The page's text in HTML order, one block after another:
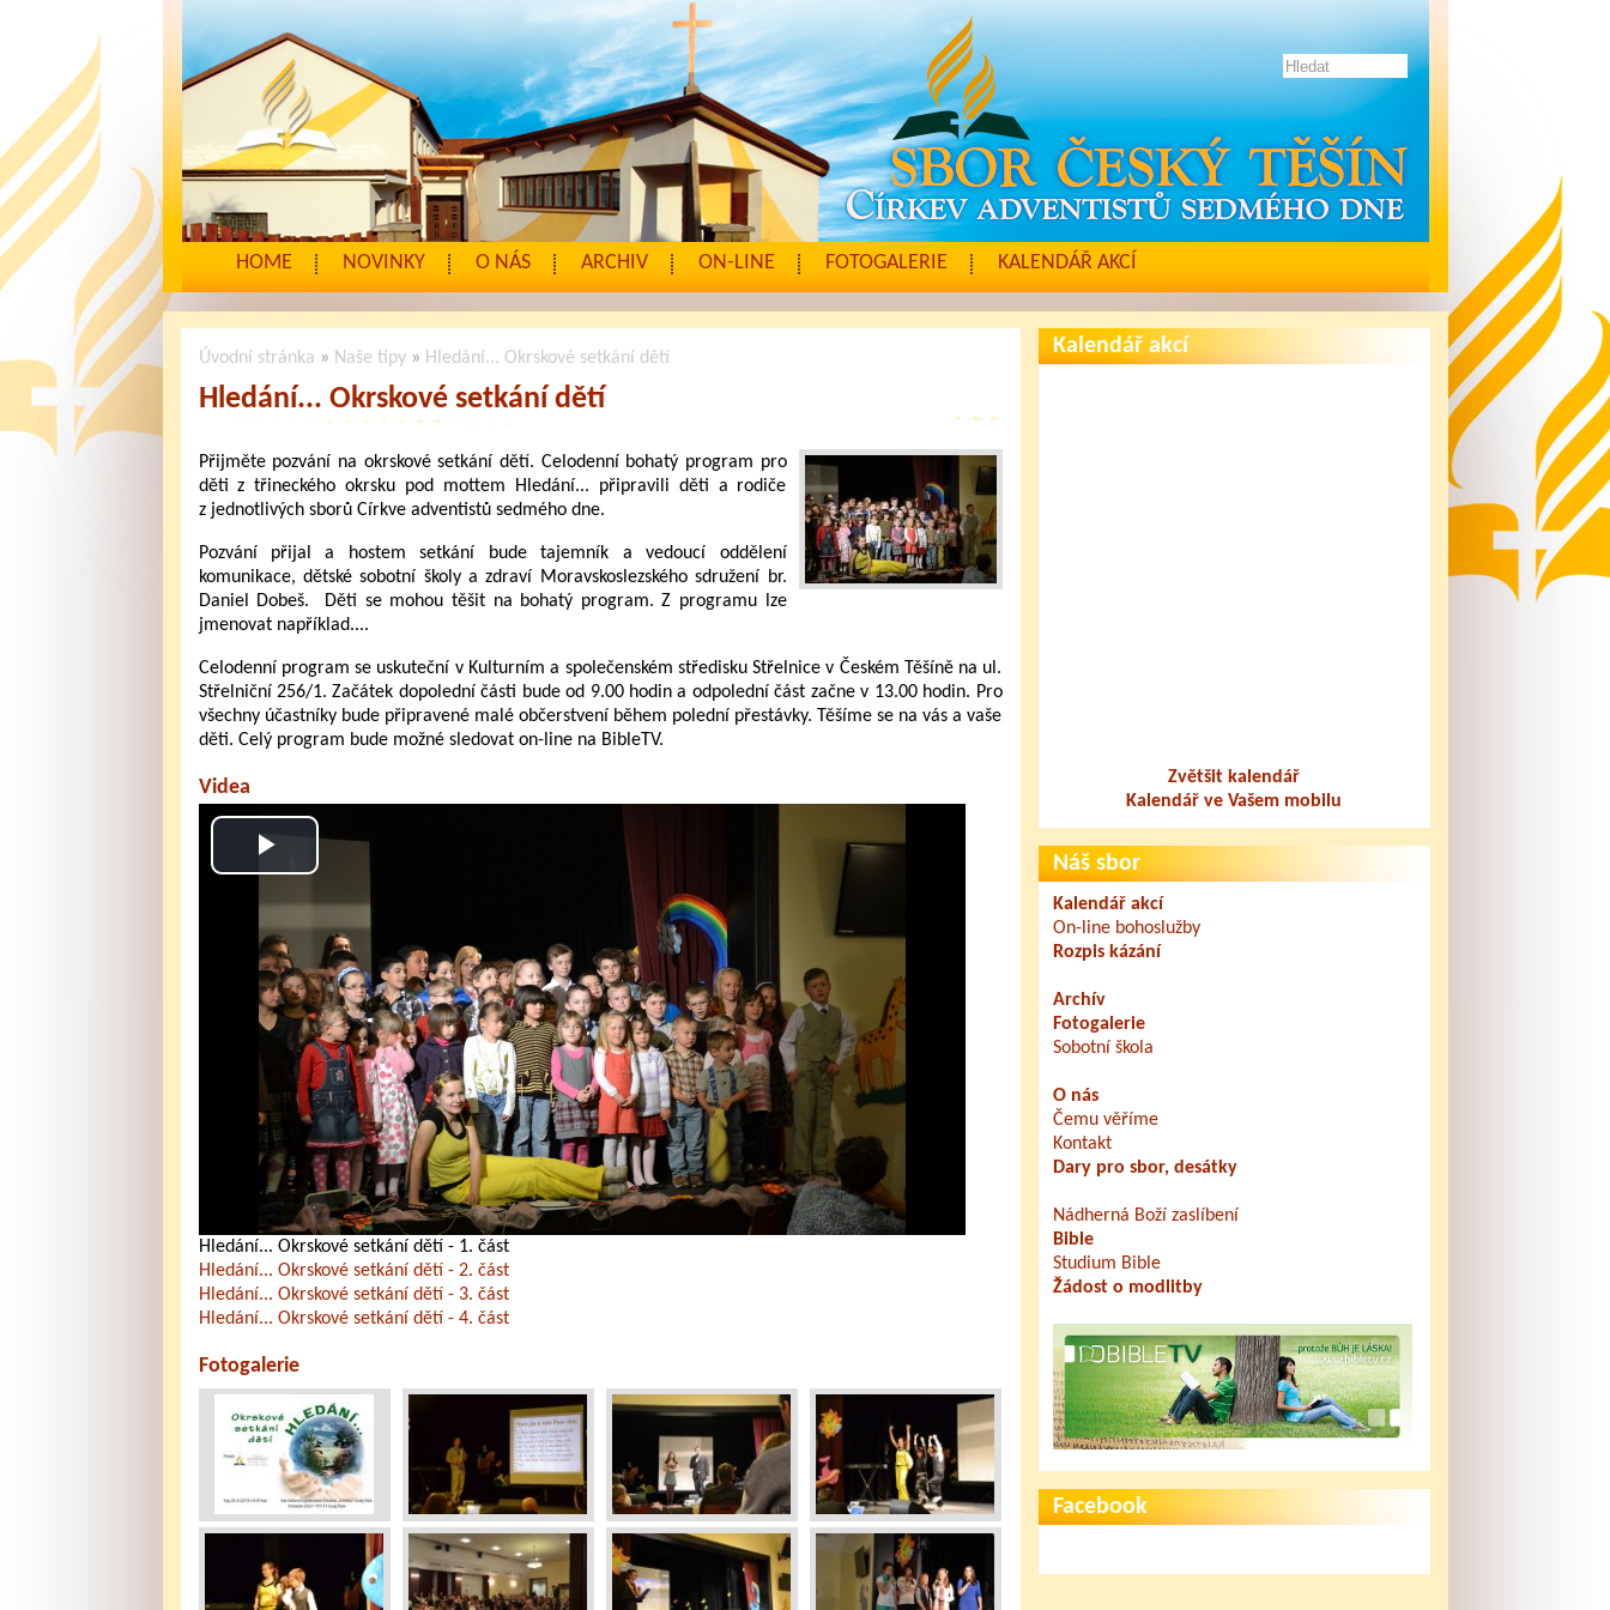
HOME NOVINKY O NÁS ARCHIV ON-LINE FOTOGALERIE KALENDÁŘ AKCÍ
Úvodní stránka » Naše tipy» Hledání... Okrskové setkání dětí
Hledání... Okrskové setkání dětí
Přijměte pozvání na okrskové setkání dětí. Celodenní bohatý program pro
děti z třineckého okrsku pod mottem Hledání... připravili děti a rodiče
z jednotlivých sborů Církve adventistů sedmého dne.
Pozvání přijal a hostem setkání bude tajemník a vedoucí oddělení
komunikace, dětské sobotní školy a zdraví Moravskoslezského sdružení br.
Daniel Dobeš. Děti se mohou těšit na bohatý program. Z programu lze
jmenovat například....
Celodenní program se uskuteční v Kulturním a společenském středisku Střelnice v Českém Těšíně na ul.
Střelniční 256/1. Začátek dopolední části bude od 9.00 hodin a odpolední část začne v 13.00 hodin. Pro
všechny účastníky bude připravené malé občerstvení během polední přestávky. Těšíme se na vás a vaše
děti. Celý program bude možné sledovat on-line na BibleTV.
Videa
Play
Video
Hledání... Okrskové setkání dětí - 1. část
Hledání... Okrskové setkání dětí - 2. část
Hledání... Okrskové setkání dětí - 3. část
Hledání... Okrskové setkání dětí - 4. část
Fotogalerie
Kalendář akcí
Zvětšit kalendář
Kalendář ve Vašem mobilu
Náš sbor
Kalendář akcí
On-line bohoslužby
Rozpis kázání
Archív
Fotogalerie
Sobotní škola
O nás
Čemu věříme
Kontakt
Dary pro sbor, desátky
Nádherná Boží zaslíbení
Bible
Studium Bible
Žádost o modlitby
Facebook